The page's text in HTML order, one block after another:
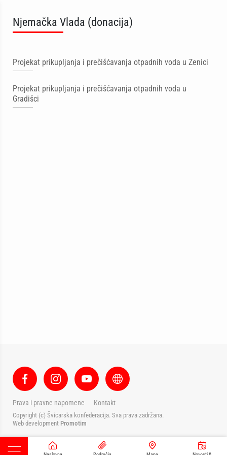
Njemačka Vlada (donacija)
Projekat prikupljanja i prečišćavanja otpadnih voda u Zenici
Projekat prikupljanja i prečišćavanja otpadnih voda u
Gradišci
Prava i pravne napomene Kontakt
Copyright (c) Švicarska konfederacija. Sva prava zadržana.
Web development Promotim